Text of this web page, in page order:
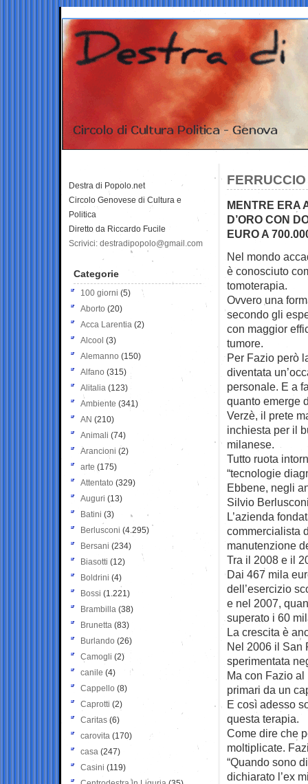
MENTRE ERA
D’ORO CON
EURO A
Nel mondo
è conosciuto
tomoterapia.
Ovvero una
secondo gli
con maggior
tumore.
Per Fazio però
diventata
personale. E a
quanto emerge
Verzè, il prete
inchiesta per il
milanese.
Tutto ruota
“tecnologie
Ebbene, negli
Silvio
L’azienda
commercialista
manutenzione
Tra il 2008 e il
Dai 467 mila
dell’esercizio
e nel 2007,
superato i 60
La crescita è
Nel 2006 il San
sperimentata
Ma con Fazio
primari da un
E così adesso
questa terapia.
Come dire che
moltiplicate.
“Quando sono
dichiarato l’ex
Destra di Popolo.net
Circolo Genovese di Cultura e
Politica
Diretto da Riccardo Fucile
Scrivici: destradipopolo@gmail.com
Categorie
100 giorni (5)
Aborto (20)
Acca Larentia (2)
Alcool (3)
Alemanno (150)
Alfano (315)
Alitalia (123)
Ambiente (341)
AN (210)
Animali (74)
Arancioni (2)
arte (175)
Attentato (329)
Auguri (13)
Batini (3)
Berlusconi (4.295)
Bersani (234)
Biasotti (12)
Boldrini (4)
Bossi (1.221)
Brambilla (38)
Brunetta (83)
Burlando (26)
Camogli (2)
canile (4)
Cappello (8)
Caprotti (2)
Caritas (6)
carovita (170)
casa (247)
Casini (119)